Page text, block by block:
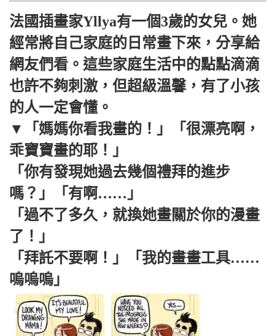
法國插畫家Yllya有一個3歲的女兒。她
經常將自己家庭的日常畫下來，分享給
網友們看。這些家庭生活中的點點滴滴
也許不夠刺激，但超級溫馨，有了小孩
的人一定會懂。
▼「媽媽你看我畫的！」「很漂亮啊，
乖寶寶畫的耶！」
「你有發現她過去幾個禮拜的進步
嗎？」「有啊……」
「過不了多久，就換她畫關於你的漫畫
了！」
「拜託不要啊！」「我的畫畫工具……
嗚嗚嗚」